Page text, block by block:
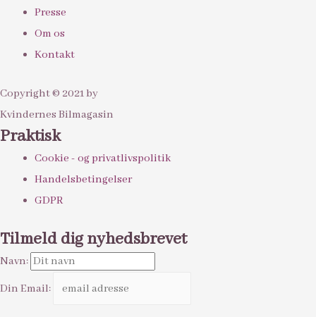
Presse
Om os
Kontakt
Copyright © 2021 by
Kvindernes Bilmagasin
Praktisk
Cookie - og privatlivspolitik
Handelsbetingelser
GDPR
Tilmeld dig nyhedsbrevet
Navn:
Din Email: